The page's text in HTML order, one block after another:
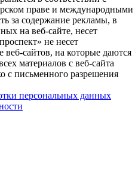
праве и международными
за содержание рекламы, в
на веб-сайте, несет
не несет
веб-сайтов, на которые даются
материалов с веб-сайта
с письменного разрешения
персональных данных